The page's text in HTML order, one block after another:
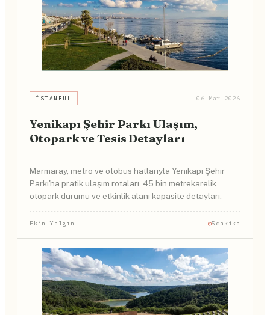
İSTANBUL 06 Mar 2026
Yenikapı Şehir Parkı Ulaşım,
Otopark ve Tesis Detayları
Marmaray, metro ve otobüs hatlarıyla Yenikapı Şehir
Parkı'na pratik ulaşım rotaları. 45 bin metrekarelik
otopark durumu ve etkinlik alanı kapasite detayları.
Ekin Yalgın 5dakika